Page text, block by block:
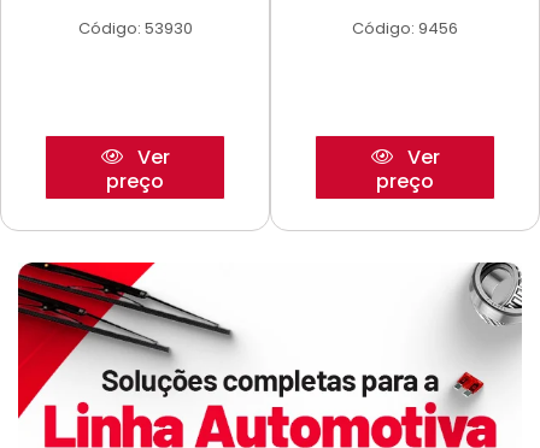
Código: 53930
Ver
preço
Código: 9456
Ver
preço